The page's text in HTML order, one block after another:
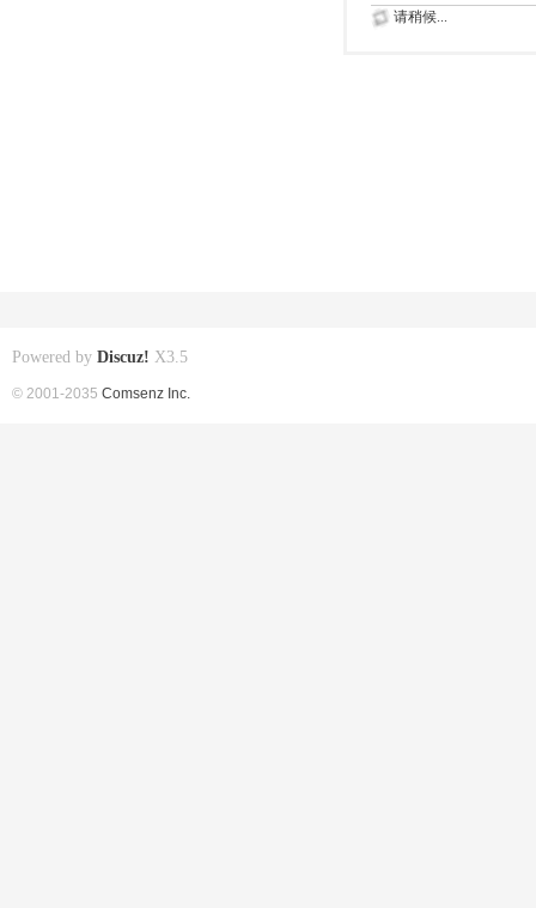
请稍候...
Powered by Discuz! X3.5
© 2001-2035 Comsenz Inc.